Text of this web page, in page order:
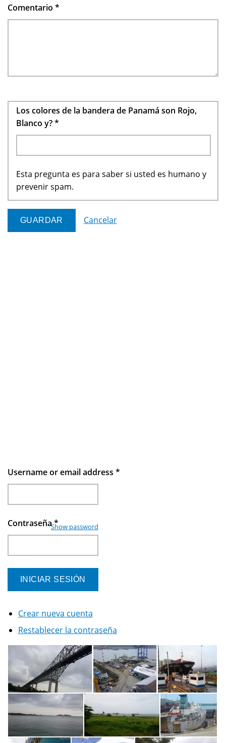
Comentario *
Los colores de la bandera de Panamá son Rojo,
Blanco y?*
Esta pregunta es para saber si usted es humano y
prevenir spam.
Cancelar
Username or email address *
Contraseña*
Show password
Crear nueva cuenta
Restablecer la contraseña